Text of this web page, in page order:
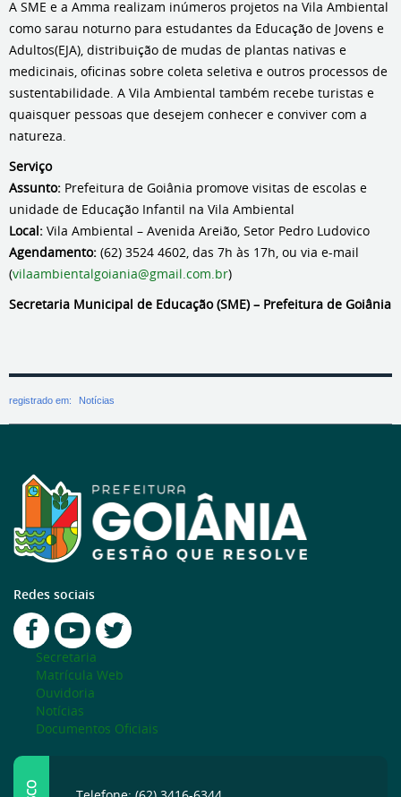
A SME e a Amma realizam inúmeros projetos na Vila Ambiental
como sarau noturno para estudantes da Educação de Jovens e
Adultos(EJA), distribuição de mudas de plantas nativas e
medicinais, oficinas sobre coleta seletiva e outros processos de
sustentabilidade. A Vila Ambiental também recebe turistas e
quaisquer pessoas que desejem conhecer e conviver com a
natureza.
Serviço
Assunto: Prefeitura de Goiânia promove visitas de escolas e
unidade de Educação Infantil na Vila Ambiental
Local: Vila Ambiental – Avenida Areião, Setor Pedro Ludovico
Agendamento: (62) 3524 4602, das 7h às 17h, ou via e-mail
(vilaambientalgoiania@gmail.com.br)
Secretaria Municipal de Educação (SME) – Prefeitura de Goiânia
registrado em: Notícias
Redes sociais
Secretaria
Matrícula Web
Ouvidoria
Notícias
Documentos Oficiais